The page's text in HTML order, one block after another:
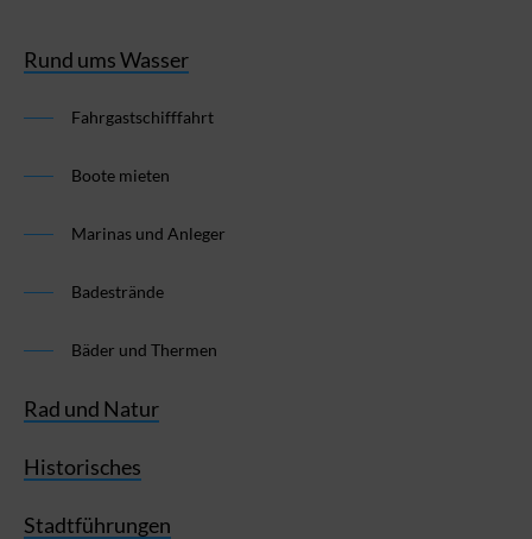
Rund ums Wasser
Fahrgastschifffahrt
Boote mieten
Marinas und Anleger
Badestrände
Bäder und Thermen
Rad und Natur
Historisches
Stadtführungen